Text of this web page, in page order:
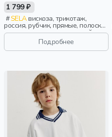
1 799 ₽
SELAвискоза, трикотаж,
россия, рубчик, прямые, полоски,
длинные, вязаные, длинный
рукав, свободные, вырез,
круглый вырез, мальчики, дети
Подробнее